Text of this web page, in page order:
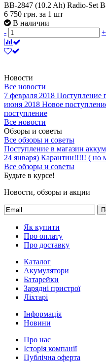
BB-2847 (10.2 Ah) Radio-Set
6 750 грн. за 1 шт
В наличии
-
+
Новости
Все новости
7 февраля 2018 Поступление
июня 2018 Новое
поступление
Все новости
Обзоры и советы
Все обзоры и советы
Поступление в магазин
24 января) Карантин!!!!! ( но
Все обзоры и советы
Будьте в курсе!
Новости, обзоры и акции
Як купити
Про оплату
Про доставку
Каталог
Акумулятори
Батарейки
Зарядні пристрої
Ліхтарі
Інформація
Новини
Про нас
Історія компанії
Публічна оферта